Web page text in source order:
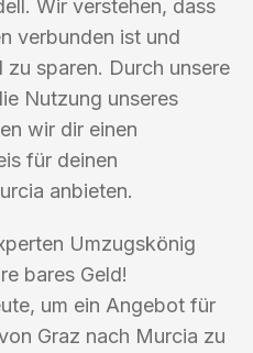
Wir verstehen, dass
verbunden ist und
sparen. Durch unsere
Nutzung unseres
wir dir einen
für deinen
anbieten.
Umzugskönig
bares Geld!
um ein Angebot für
Graz nach Murcia zu